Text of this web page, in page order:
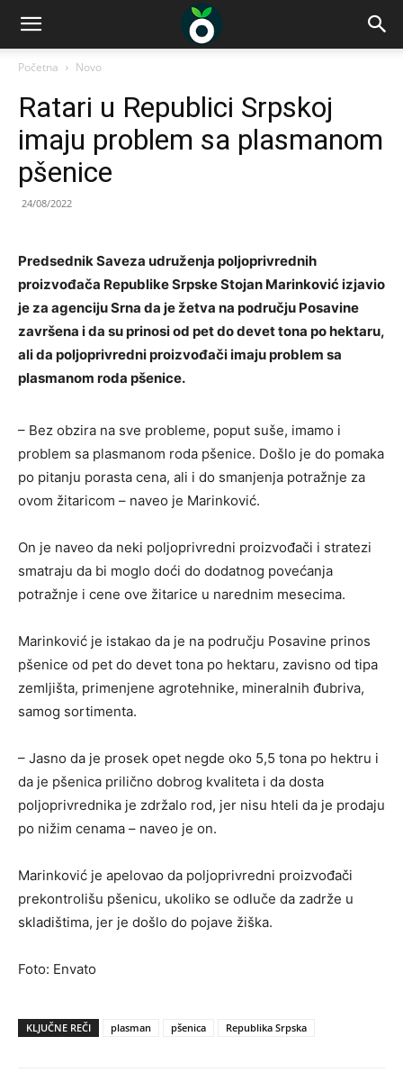
Početna Novo
Ratari u Republici Srpskoj
imaju problem sa plasmanom
pšenice
24/08/2022
Predsednik Saveza udruženja poljoprivrednih
proizvođača Republike Srpske Stojan Marinković izjavio
je za agenciju Srna da je žetva na području Posavine
završena i da su prinosi od pet do devet tona po hektaru,
ali da poljoprivredni proizvođači imaju problem sa
plasmanom roda pšenice.
– Bez obzira na sve probleme, poput suše, imamo i
problem sa plasmanom roda pšenice. Došlo je do pomaka
po pitanju porasta cena, ali i do smanjenja potražnje za
ovom žitaricom – naveo je Marinković.
On je naveo da neki poljoprivredni proizvođači i stratezi
smatraju da bi moglo doći do dodatnog povećanja
potražnje i cene ove žitarice u narednim mesecima.
Marinković je istakao da je na području Posavine prinos
pšenice od pet do devet tona po hektaru, zavisno od tipa
zemljišta, primenjene agrotehnike, mineralnih đubriva,
samog sortimenta.
– Jasno da je prosek opet negde oko 5,5 tona po hektru i
da je pšenica prilično dobrog kvaliteta i da dosta
poljoprivrednika je zdržalo rod, jer nisu hteli da je prodaju
po nižim cenama – naveo je on.
Marinković je apelovao da poljoprivredni proizvođači
prekontrolišu pšenicu, ukoliko se odluče da zadrže u
skladištima, jer je došlo do pojave žiška.
Foto: Envato
KLJUČNE REČI plasman pšenica Republika Srpska